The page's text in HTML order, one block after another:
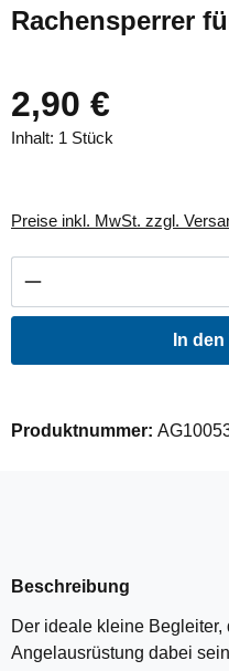
Rachensperrer
2,90 €
Inhalt: 1 Stück
Preise inkl. MwSt. zzgl.
Produkt Anzahl:
In
Produktnummer:
Beschreibung
Der ideale kleine
Angelausrüstung dabei